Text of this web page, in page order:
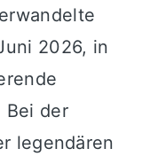
2026, in
Bei der
legendären